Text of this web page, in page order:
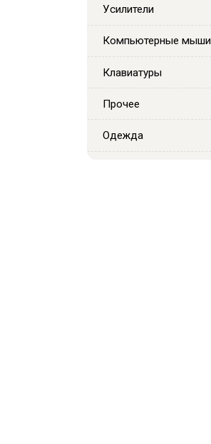
Усилители
Компьютерные мыши
Клавиатуры
Прочее
Одежда